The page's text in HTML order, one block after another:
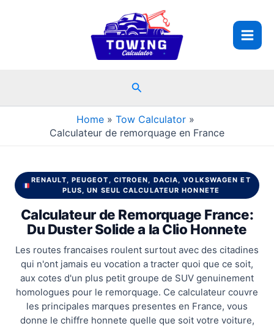
Search
Home
Tow Calculator
Calculateur de remorquage en France
RENAULT, PEUGEOT, CITROEN, DACIA, VOLKSWAGEN ET
PLUS, UN SEUL CALCULATEUR HONNETE
Calculateur de Remorquage France:
Du Duster Solide a la Clio Honnete
Les routes francaises roulent surtout avec des citadines
qui n'ont jamais eu vocation a tracter quoi que ce soit,
aux cotes d'un plus petit groupe de SUV genuinement
homologues pour le remorquage. Ce calculateur couvre
les principales marques presentes en France, vous
donne le chiffre honnete quelle que soit votre voiture,